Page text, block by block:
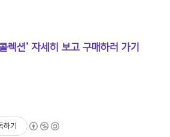
렉션’ 자세히 보고 구매하러 가기
하기